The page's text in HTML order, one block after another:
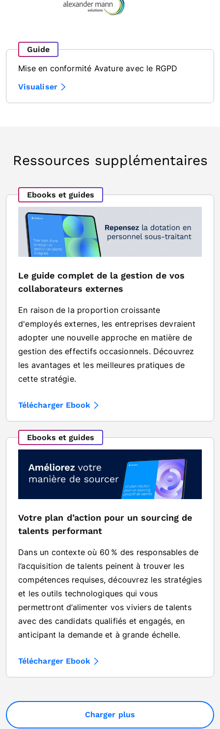
Guide
Mise en conformité Avature avec le RGPD
Visualiser
Ressources supplémentaires
Ebooks et guides
Le guide complet de la gestion de vos
collaborateurs externes
En raison de la proportion croissante
d'employés externes, les entreprises devraient
adopter une nouvelle approche en matière de
gestion des effectifs occasionnels. Découvrez
les avantages et les meilleures pratiques de
cette stratégie.
Télécharger Ebook
Ebooks et guides
Votre plan d’action pour un sourcing de
talents performant
Dans un contexte où 60 % des responsables de
l’acquisition de talents peinent à trouver les
compétences requises, découvrez les stratégies
et les outils technologiques qui vous
permettront d’alimenter vos viviers de talents
avec des candidats qualifiés et engagés, en
anticipant la demande et à grande échelle.
Télécharger Ebook
Charger plus